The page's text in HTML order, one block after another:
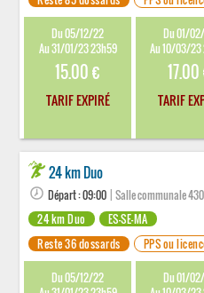
Du 05/12/22
Au 31/01/23 23h59
15.00 €
TARIF EXPIRÉ
Du 01/
Au 10/03/23
17.00
TARIF
24 km Duo
Départ : 09:00 | Salle communale
24 km Duo
ES-SE-MA
Reste 36 dossards
PPS ou
Du 05/12/22
Du 01/